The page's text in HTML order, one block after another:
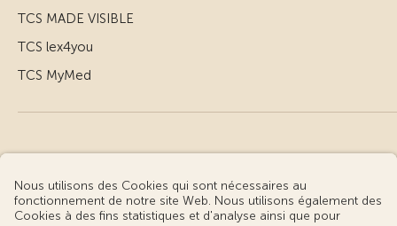
TCS MADE VISIBLE
TCS lex4you
TCS MyMed